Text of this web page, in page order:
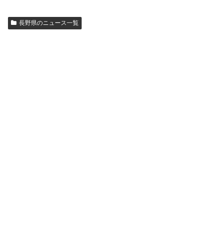
長野県のニュース一覧